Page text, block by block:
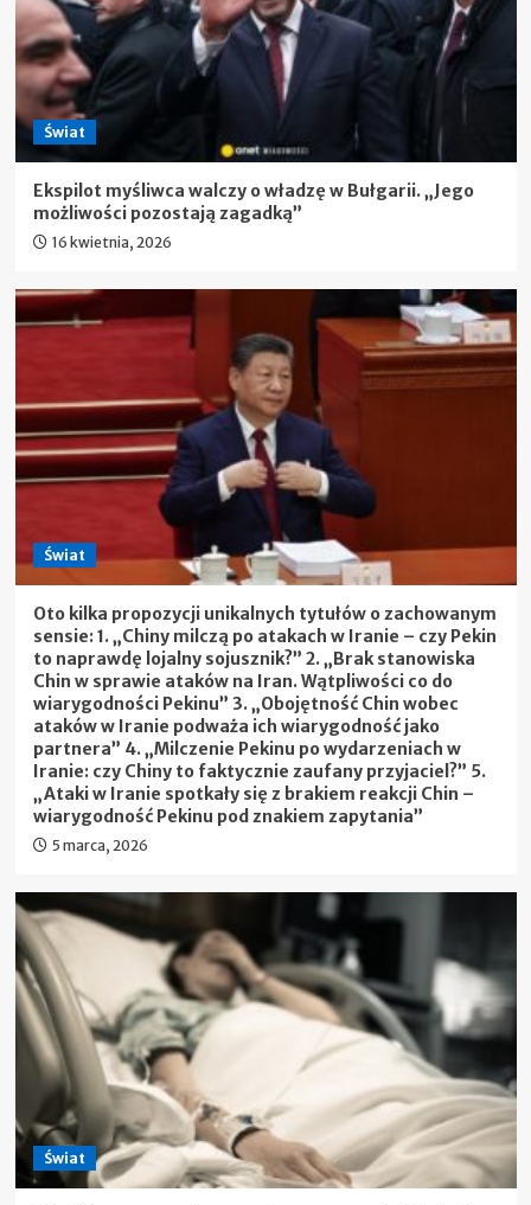
Świat
Ekspilot myśliwca walczy o władzę w Bułgarii. „Jego
możliwości pozostają zagadką”
16 kwietnia, 2026
Świat
Oto kilka propozycji unikalnych tytułów o zachowanym
sensie: 1. „Chiny milczą po atakach w Iranie – czy Pekin
to naprawdę lojalny sojusznik?” 2. „Brak stanowiska
Chin w sprawie ataków na Iran. Wątpliwości co do
wiarygodności Pekinu” 3. „Obojętność Chin wobec
ataków w Iranie podważa ich wiarygodność jako
partnera” 4. „Milczenie Pekinu po wydarzeniach w
Iranie: czy Chiny to faktycznie zaufany przyjaciel?” 5.
„Ataki w Iranie spotkały się z brakiem reakcji Chin –
wiarygodność Pekinu pod znakiem zapytania”
5 marca, 2026
Świat